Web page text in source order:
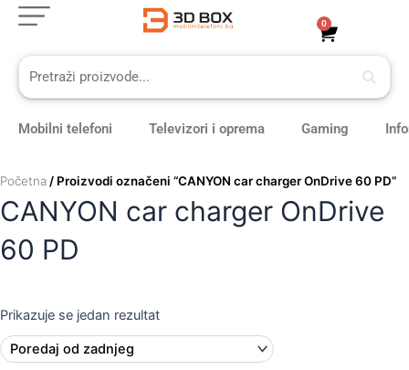
Skip
content
0
Cart
Mobilni telefoni Televizori i oprema Gaming
Početna / Proizvodi označeni “CANYON car charger OnDrive 60 PD”
CANYON car charger OnDrive
60 PD
Prikazuje se jedan rezultat